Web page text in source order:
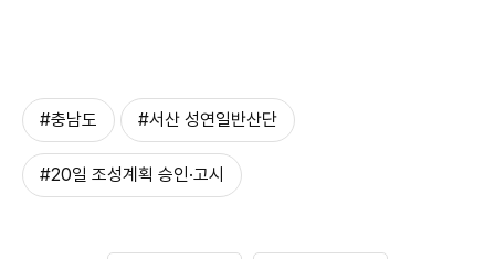
#충남도 #서산 성연일반산단
#20일 조성계획 승인·고시